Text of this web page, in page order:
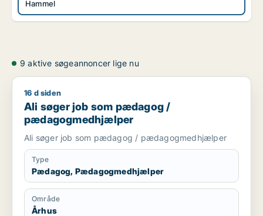
Hammel
9 aktive søgeannoncer lige nu
Ali søger job som pædagog / pædagogmedhjælper
16 d siden
Ali søger job som pædagog /
pædagogmedhjælper
Ali søger job som pædagog / pædagogmedhjælper
Type
Pædagog, Pædagogmedhjælper
Område
Århus